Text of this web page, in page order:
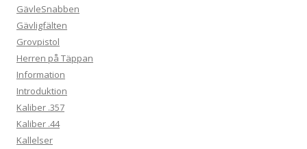
GävleSnabben
Gävligfälten
Grovpistol
Herren på Täppan
Information
Introduktion
Kaliber .357
Kaliber .44
Kallelser